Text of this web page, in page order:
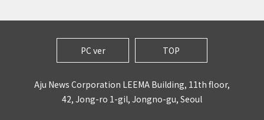
PC ver TOP
Aju News Corporation LEEMA Building, 11th floor,
42, Jong-ro 1-gil, Jongno-gu, Seoul